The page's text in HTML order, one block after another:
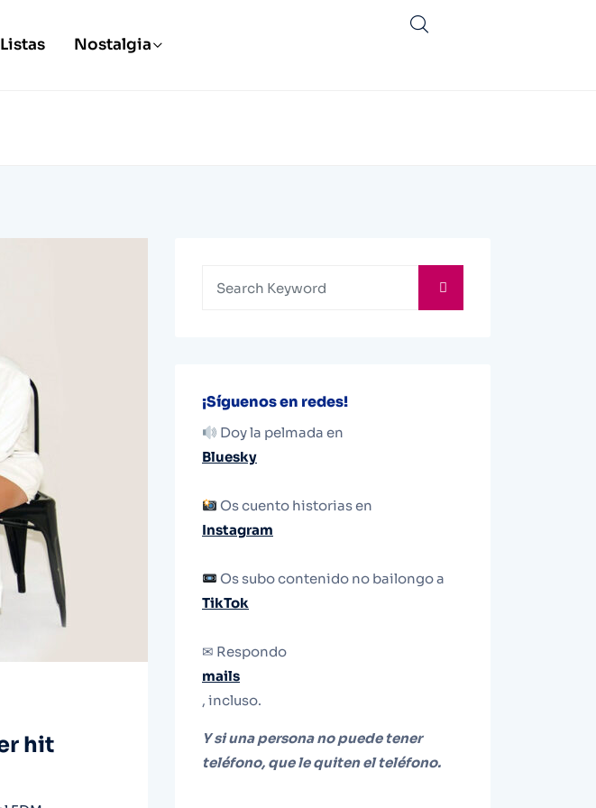
Listas Nostalgia
hit
¡Síguenos en redes!
Doy la pelmada en
Bluesky
Os cuento historias en
Instagram
Os subo contenido no bailongo a
TikTok
✉ Respondo
mails
, incluso.
Y si una persona no puede tener
teléfono, que le quiten el teléfono.